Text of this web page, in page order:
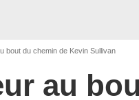
bout du chemin de Kevin Sullivan
au